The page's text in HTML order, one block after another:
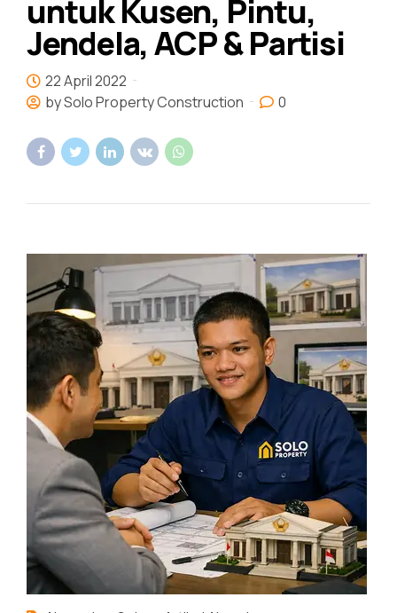
untuk Kusen, Pintu,
Jendela, ACP & Partisi
22 April 2022
by Solo Property Construction
0